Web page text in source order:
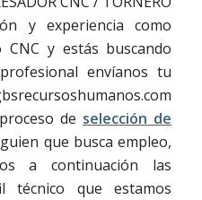
y experiencia como
y estás buscando
envíanos tu
de selección de
que busca empleo,
a continuación las
técnico que estamos